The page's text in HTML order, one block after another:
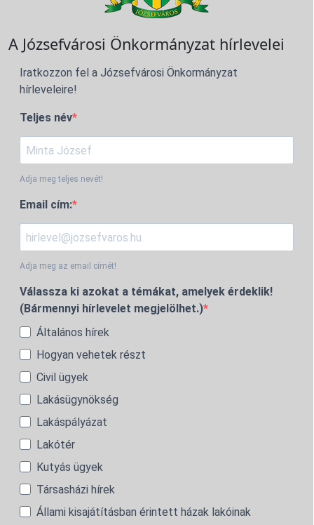
A Józsefvárosi Önkormányzat hírlevelei
Iratkozzon fel a Józsefvárosi Önkormányzat
hírleveleire!
Teljes név
Adja meg teljes nevét!
Email cím:
Adja meg az email címét!
Válassza ki azokat a témákat, amelyek érdeklik!
(Bármennyi hírlevelet megjelölhet.)
Általános hírek
Hogyan vehetek részt
Civil ügyek
Lakásügynökség
Lakáspályázat
Lakótér
Kutyás ügyek
Társasházi hírek
Állami kisajátításban érintett házak lakóinak